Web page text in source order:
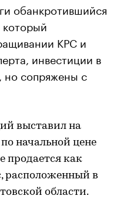
обанкротившийся
который
КРС и
инвестиции в
но сопряжены с
выставил на
начальной цене
продается как
расположенный в
области.